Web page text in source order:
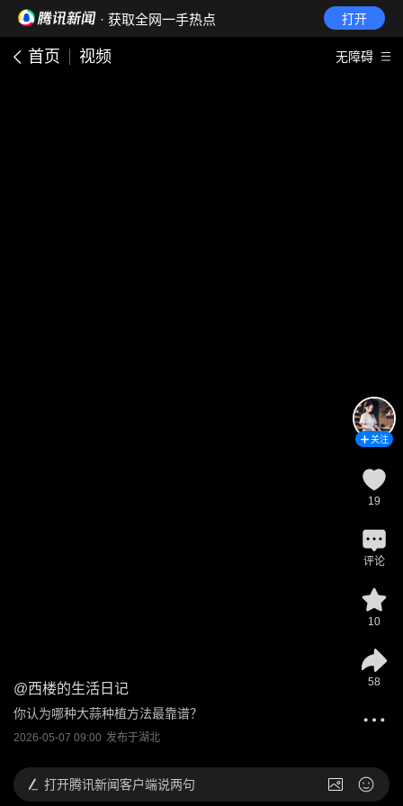
· 获取全网一手热点 打开
首页 视频 无障碍
@西楼的生活日记
你认为哪种大蒜种植方法最靠谱？
2026-05-07 09:00 发布于湖北
关注
19
评论
10
58
打开腾讯新闻客户端说两句